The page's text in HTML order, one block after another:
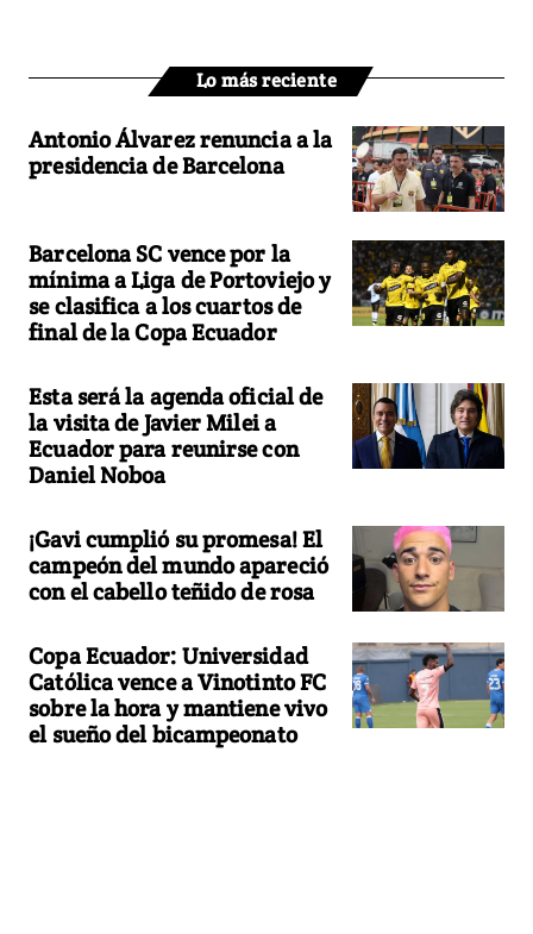
Lo más reciente
Antonio Álvarez renuncia a la
presidencia de Barcelona
Barcelona SC vence por la
mínima a Liga de Portoviejo y
se clasifica a los cuartos de
final de la Copa Ecuador
Esta será la agenda oficial de
la visita de Javier Milei a
Ecuador para reunirse con
Daniel Noboa
¡Gavi cumplió su promesa! El
campeón del mundo apareció
con el cabello teñido de rosa
Copa Ecuador: Universidad
Católica vence a Vinotinto FC
sobre la hora y mantiene vivo
el sueño del bicampeonato